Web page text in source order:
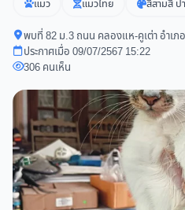
แมว แมวไทย สีสามสี ป
พบที่ 82​ ม.3 ถนน คลองแห-คูเต่า อำเภ
ประกาศเมื่อ 09/07/2567 15:22
306 คนเห็น